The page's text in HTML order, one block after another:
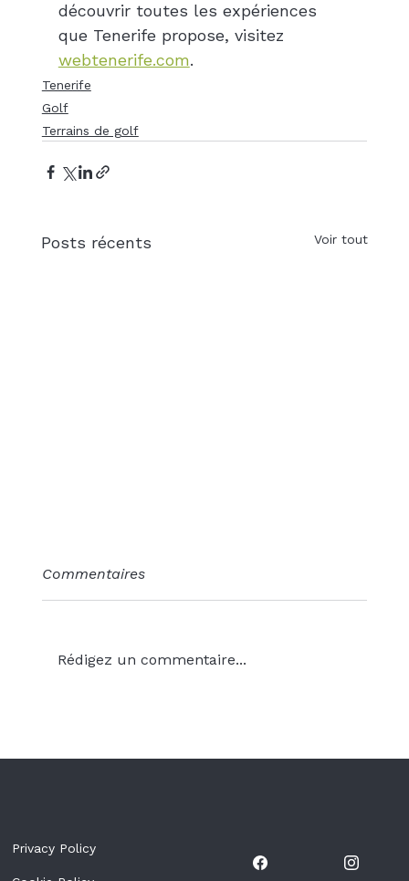
découvrir toutes les expériences
que Tenerife propose, visitez
webtenerife.com.
Tenerife
Golf
Terrains de golf
Posts récents Voir tout
Commentaires
Rédigez un commentaire...
Privacy Policy